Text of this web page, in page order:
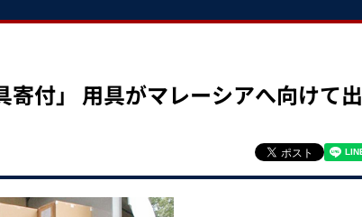
寄付」 用具がマレーシアへ向けて出